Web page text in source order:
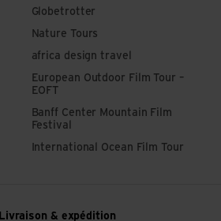
Globetrotter
Nature Tours
africa design travel
European Outdoor Film Tour –
EOFT
Banff Center Mountain Film
Festival
International Ocean Film Tour
Livraison & expédition